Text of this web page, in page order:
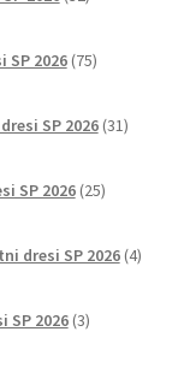
izdelkov
2026 75izdelkov
SP 2026 31izdelkov
SP 2026 25izdelkov
dresi SP 2026 4izdelki
SP 2026 3izdelki